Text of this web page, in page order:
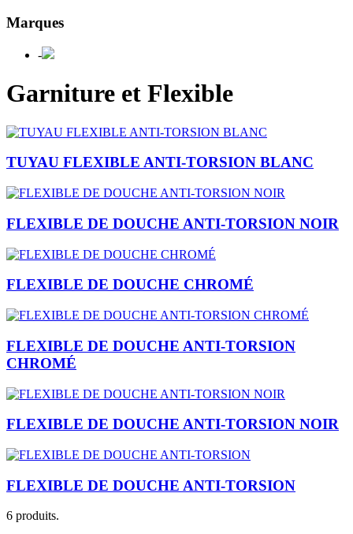
Marques
-
Garniture et Flexible
TUYAU FLEXIBLE ANTI-TORSION BLANC
FLEXIBLE DE DOUCHE ANTI-TORSION NOIR
FLEXIBLE DE DOUCHE CHROMÉ
FLEXIBLE DE DOUCHE ANTI-TORSION
CHROMÉ
FLEXIBLE DE DOUCHE ANTI-TORSION NOIR
FLEXIBLE DE DOUCHE ANTI-TORSION
6 produits.